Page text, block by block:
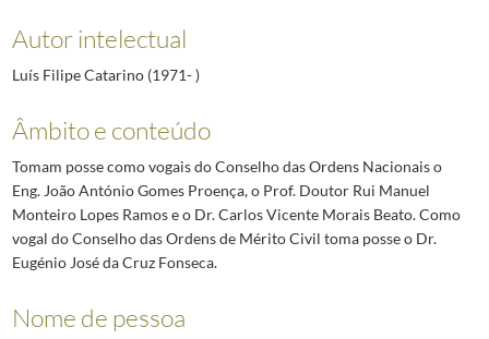
Autor intelectual
Luís Filipe Catarino (1971- )
Âmbito e conteúdo
Tomam posse como vogais do Conselho das Ordens Nacionais o
Eng. João António Gomes Proença, o Prof. Doutor Rui Manuel
Monteiro Lopes Ramos e o Dr. Carlos Vicente Morais Beato. Como
vogal do Conselho das Ordens de Mérito Civil toma posse o Dr.
Eugénio José da Cruz Fonseca.
Nome de pessoa